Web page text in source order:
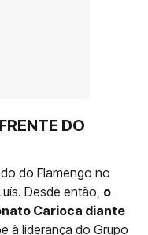
DO
do Flamengo no
Desde então, o
Carioca diante
à liderança do Grupo